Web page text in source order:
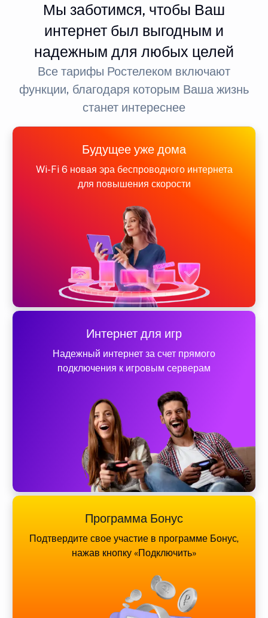
Мы заботимся, чтобы Ваш
интернет был выгодным и
надежным для любых целей
Все тарифы Ростелеком включают
функции, благодаря которым Ваша жизнь
станет интереснее
Будущее уже дома
Wi-Fi 6 новая эра беспроводного интернета
для повышения скорости
Интернет для игр
Надежный интернет за счет прямого
подключения к игровым серверам
Программа Бонус
Подтвердите свое участие в программе Бонус,
нажав кнопку «Подключить»